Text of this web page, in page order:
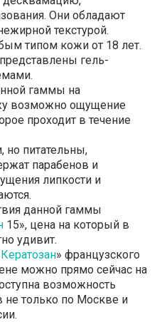
Они обладают
текстурой.
типом кожи от 18 лет.
гель-
гаммы на
возможно ощущение
проходит в течение
но питательны,
парабенов и
липкости и
данной гаммы
15», цена на который в
удивит.
» французского
можно прямо сейчас на
возможность
не только по Москве и